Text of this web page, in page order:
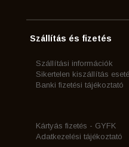
Szállítás és fizetés
Szállítási információk
Sikertelen kiszállítás
Banki fizetési tájékoztató
Kártyás fizetés - GYFK
Adatkezelési tájékoztató